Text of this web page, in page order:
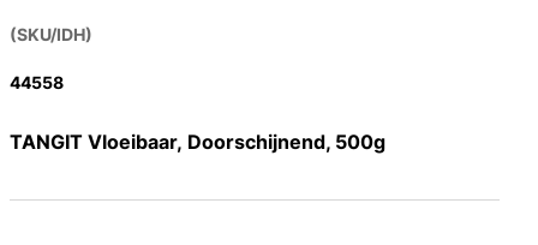
(SKU/IDH)
44558
TANGIT Vloeibaar, Doorschijnend, 500g